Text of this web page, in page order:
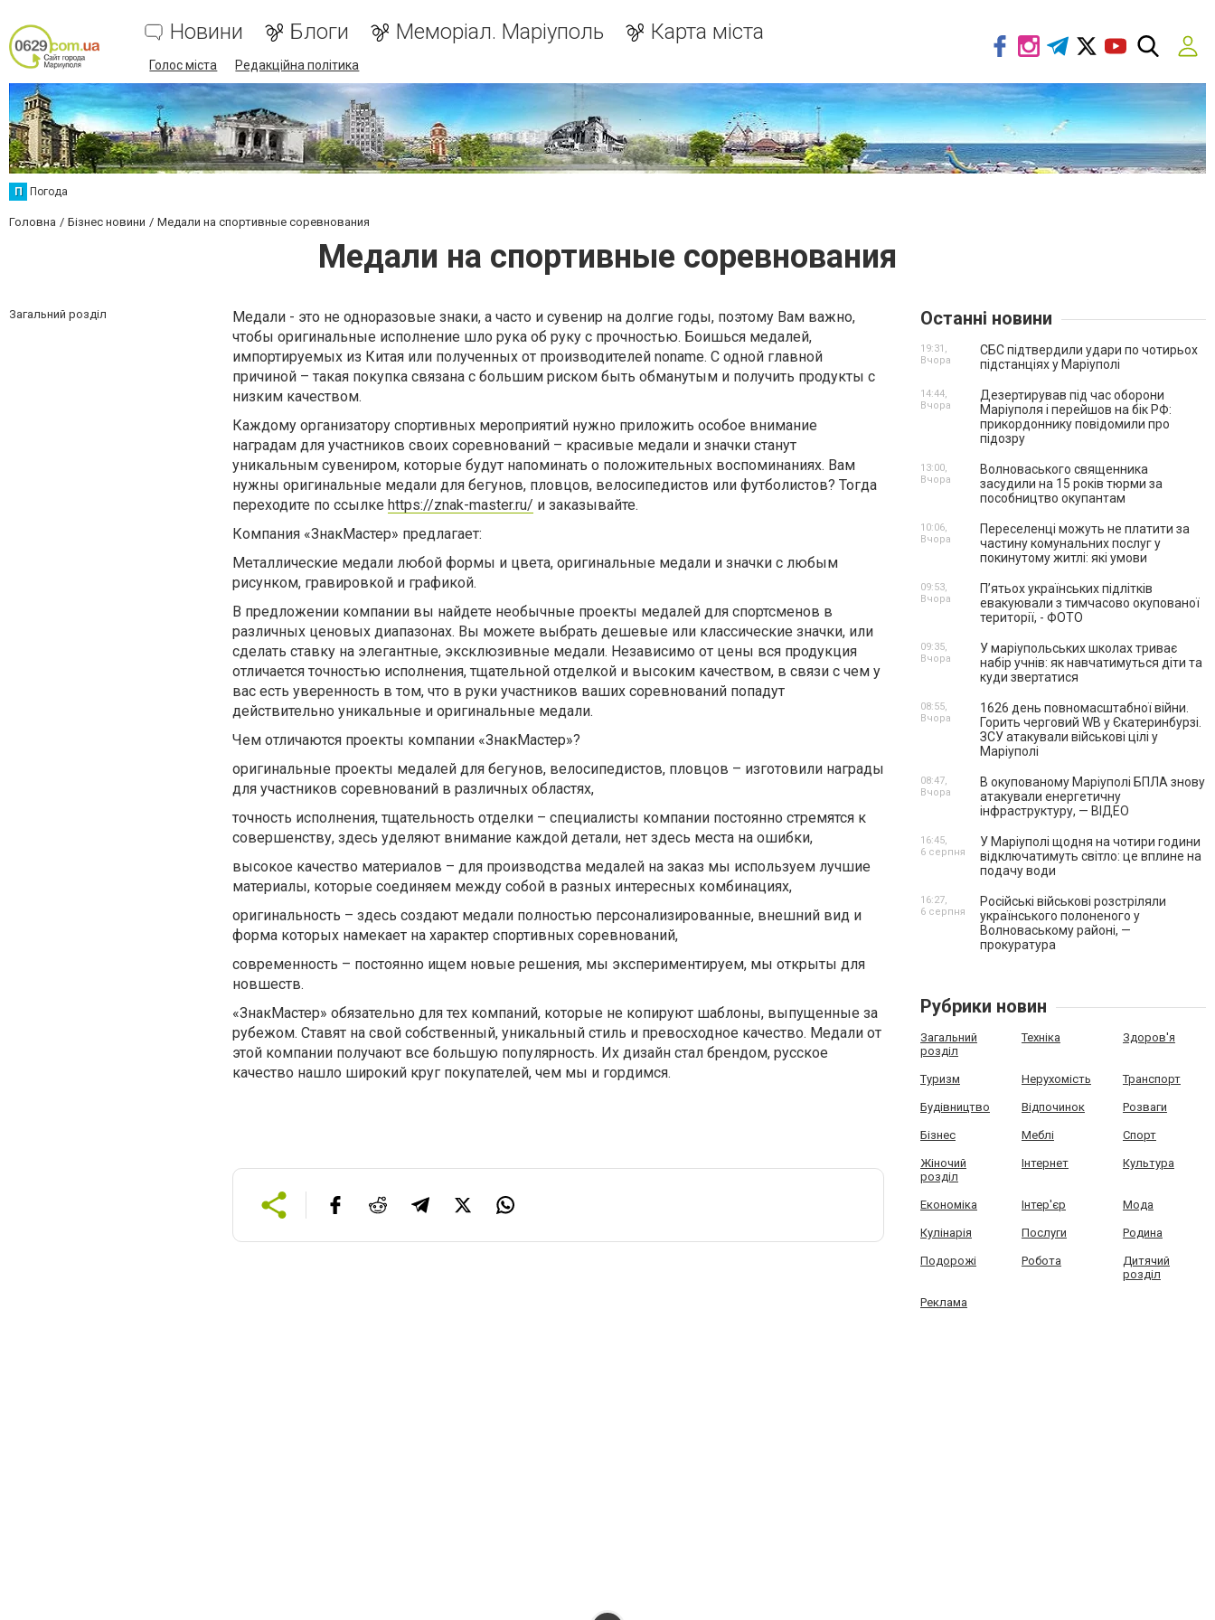
Новини Блоги Меморіал. Маріуполь Карта міста
Голос міста Редакційна політика
П Погода
Головна Бізнес новини Медали на спортивные соревнования
Медали на спортивные соревнования
Загальний розділ
Медали - это не одноразовые знаки, а часто и сувенир на долгие годы, поэтому Вам важно,
чтобы оригинальные исполнение шло рука об руку с прочностью. Боишься медалей,
импортируемых из Китая или полученных от производителей noname. С одной главной
причиной – такая покупка связана с большим риском быть обманутым и получить продукты с
низким качеством.
Каждому организатору спортивных мероприятий нужно приложить особое внимание
наградам для участников своих соревнований – красивые медали и значки станут
уникальным сувениром, которые будут напоминать о положительных воспоминаниях. Вам
нужны оригинальные медали для бегунов, пловцов, велосипедистов или футболистов? Тогда
переходите по ссылке https://znak-master.ru/ и заказывайте.
Компания «ЗнакМастер» предлагает:
Металлические медали любой формы и цвета, оригинальные медали и значки с любым
рисунком, гравировкой и графикой.
В предложении компании вы найдете необычные проекты медалей для спортсменов в
различных ценовых диапазонах. Вы можете выбрать дешевые или классические значки, или
сделать ставку на элегантные, эксклюзивные медали. Независимо от цены вся продукция
отличается точностью исполнения, тщательной отделкой и высоким качеством, в связи с чем у
вас есть уверенность в том, что в руки участников ваших соревнований попадут
действительно уникальные и оригинальные медали.
Чем отличаются проекты компании «ЗнакМастер»?
оригинальные проекты медалей для бегунов, велосипедистов, пловцов – изготовили награды
для участников соревнований в различных областях,
точность исполнения, тщательность отделки – специалисты компании постоянно стремятся к
совершенству, здесь уделяют внимание каждой детали, нет здесь места на ошибки,
высокое качество материалов – для производства медалей на заказ мы используем лучшие
материалы, которые соединяем между собой в разных интересных комбинациях,
оригинальность – здесь создают медали полностью персонализированные, внешний вид и
форма которых намекает на характер спортивных соревнований,
современность – постоянно ищем новые решения, мы экспериментируем, мы открыты для
новшеств.
«ЗнакМастер» обязательно для тех компаний, которые не копируют шаблоны, выпущенные за
рубежом. Ставят на свой собственный, уникальный стиль и превосходное качество. Медали от
этой компании получают все большую популярность. Их дизайн стал брендом, русское
качество нашло широкий круг покупателей, чем мы и гордимся.
Останні новини
СБС підтвердили удари по чотирьох
підстанціях у Маріуполі
19:31,
Вчора
Дезертирував під час оборони
Маріуполя і перейшов на бік РФ:
прикордоннику повідомили про
підозру
14:44,
Вчора
Волноваського священника
засудили на 15 років тюрми за
пособництво окупантам
13:00,
Вчора
Переселенці можуть не платити за
частину комунальних послуг у
покинутому житлі: які умови
10:06,
Вчора
П’ятьох українських підлітків
евакуювали з тимчасово окупованої
території, - ФОТО
09:53,
Вчора
У маріупольських школах триває
набір учнів: як навчатимуться діти та
куди звертатися
09:35,
Вчора
1626 день повномасштабної війни.
Горить черговий WB у Єкатеринбурзі.
ЗСУ атакували військові цілі у
Маріуполі
08:55,
Вчора
В окупованому Маріуполі БПЛА знову
атакували енергетичну
інфраструктуру, — ВІДЕО
08:47,
Вчора
У Маріуполі щодня на чотири години
відключатимуть світло: це вплине на
подачу води
16:45,
6 серпня
Російські військові розстріляли
українського полоненого у
Волноваському районі, —
прокуратура
16:27,
6 серпня
Рубрики новин
Загальний
розділ
Техніка Здоров'я
Туризм Нерухомість Транспорт
Будівництво Відпочинок Розваги
Бізнес Меблі Спорт
Жіночий
розділ
Інтернет Культура
Економіка Інтер'єр Мода
Кулінарія Послуги Родина
Подорожі Робота
Дитячий
розділ
Реклама